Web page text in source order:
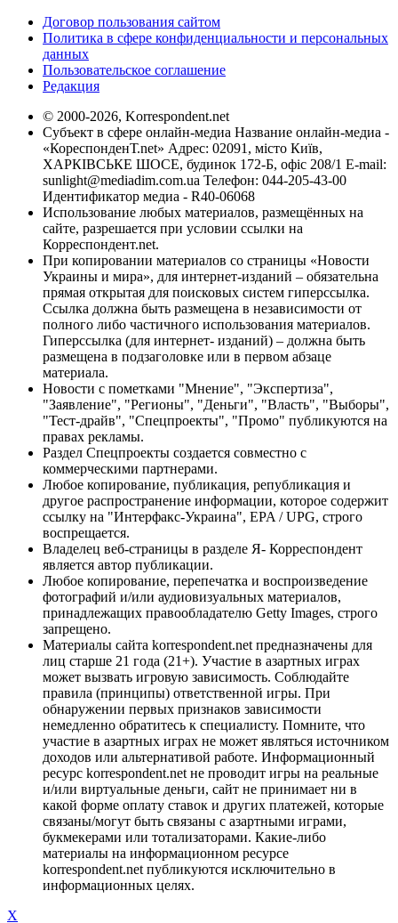
Договор пользования сайтом
Политика в сфере конфиденциальности и персональных
данных
Пользовательское соглашение
Редакция
© 2000-2026, Korrespondent.net
Субъект в сфере онлайн-медиа Название онлайн-медиа -
«КореспонденТ.net» Адрес: 02091, місто Київ,
ХАРКІВСЬКЕ ШОСЕ, будинок 172-Б, офіс 208/1 E-mail:
sunlight@mediadim.com.ua Телефон: 044-205-43-00
Идентификатор медиа - R40-06068
Использование любых материалов, размещённых на
сайте, разрешается при условии ссылки на
Корреспондент.net.
При копировании материалов со страницы «Новости
Украины и мира», для интернет-изданий – обязательна
прямая открытая для поисковых систем гиперссылка.
Ссылка должна быть размещена в независимости от
полного либо частичного использования материалов.
Гиперссылка (для интернет- изданий) – должна быть
размещена в подзаголовке или в первом абзаце
материала.
Новости с пометками "Мнение", "Экспертиза",
"Заявление", "Регионы", "Деньги", "Власть", "Выборы",
"Тест-драйв", "Спецпроекты", "Промо" публикуются на
правах рекламы.
Раздел Спецпроекты создается совместно с
коммерческими партнерами.
Любое копирование, публикация, републикация и
другое распространение информации, которое содержит
ссылку на "Интерфакс-Украина", EPA / UPG, строго
воспрещается.
Владелец веб-страницы в разделе Я- Корреспондент
является автор публикации.
Любое копирование, перепечатка и воспроизведение
фотографий и/или аудиовизуальных материалов,
принадлежащих правообладателю Getty Images, строго
запрещено.
Материалы сайта korrespondent.net предназначены для
лиц старше 21 года (21+). Участие в азартных играх
может вызвать игровую зависимость. Соблюдайте
правила (принципы) ответственной игры. При
обнаружении первых признаков зависимости
немедленно обратитесь к специалисту. Помните, что
участие в азартных играх не может являться источником
доходов или альтернативой работе. Информационный
ресурс korrespondent.net не проводит игры на реальные
и/или виртуальные деньги, сайт не принимает ни в
какой форме оплату ставок и других платежей, которые
связаны/могут быть связаны с азартными играми,
букмекерами или тотализаторами. Какие-либо
материалы на информационном ресурсе
korrespondent.net публикуются исключительно в
информационных целях.
X